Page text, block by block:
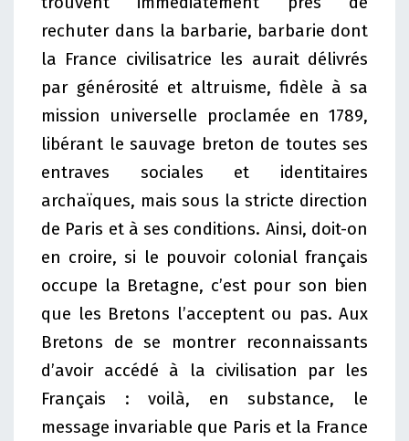
rechuter dans la barbarie, barbarie dont
la France civilisatrice les aurait délivrés
par générosité et altruisme, fidèle à sa
mission universelle proclamée en 1789,
libérant le sauvage breton de toutes ses
entraves sociales et identitaires
archaïques, mais sous la stricte direction
de Paris et à ses conditions. Ainsi, doit-on
en croire, si le pouvoir colonial français
occupe la Bretagne, c’est pour son bien
que les Bretons l’acceptent ou pas. Aux
Bretons de se montrer reconnaissants
d’avoir accédé à la civilisation par les
Français : voilà, en substance, le
message invariable que Paris et la France